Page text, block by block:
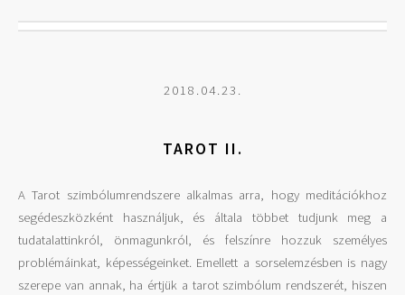
2018.04.23.
TAROT II.
A Tarot szimbólumrendszere alkalmas arra, hogy meditációkhoz
segédeszközként használjuk, és általa többet tudjunk meg a
tudatalattinkról, önmagunkról, és felszínre hozzuk személyes
problémáinkat, képességeinket. Emellett a sorselemzésben is nagy
szerepe van annak, ha értjük a tarot szimbólum rendszerét, hiszen